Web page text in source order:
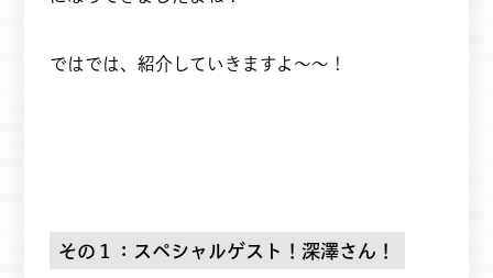
ではでは、紹介していきますよ～～！
その１：スペシャルゲスト！深澤さん！